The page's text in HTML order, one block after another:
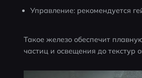
Управление: рекомендуется
Такое железо обеспечит
частиц и освещения до текстур